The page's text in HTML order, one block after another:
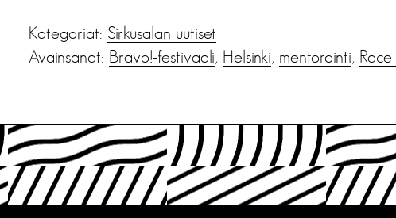
Kategoriat: Sirkusalan uutiset
Avainsanat: Bravo!-festivaali, Helsinki, mentorointi,